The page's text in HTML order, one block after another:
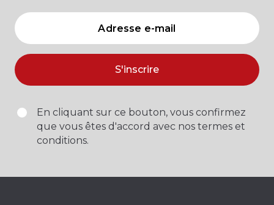
S'inscrire
En cliquant sur ce bouton, vous confirmez
que vous êtes d'accord avec nos termes et
conditions.